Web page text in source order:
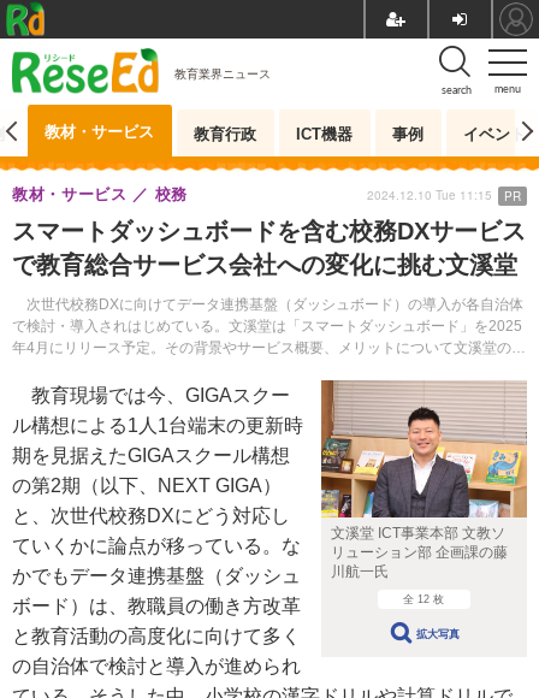
menu
search
教育業界ニュース
教材・サービス 教育行政 ICT機器 事例 イベント
スマートダッシュボードを含む校務DXサービス
で教育総合サービス会社への変化に挑む文溪堂
次世代校務DXに向けてデータ連携基盤（ダッシュボード）の導入が各自治体
で検討・導入されはじめている。文溪堂は「スマートダッシュボード」を2025
年4月にリリース予定。その背景やサービス概要、メリットについて文溪堂の藤
教材・サービス 校務 2024.12.10 Tue 11:15 PR
文溪堂 ICT事業本部 文教ソ
リューション部 企画課の藤
川航一氏
全 12 枚
拡大写真
教育現場では今、GIGAスクー
ル構想による1人1台端末の更新時
期を見据えたGIGAスクール構想
の第2期（以下、NEXT GIGA）
と、次世代校務DXにどう対応し
ていくかに論点が移っている。な
かでもデータ連携基盤（ダッシュ
ボード）は、教職員の働き方改革
と教育活動の高度化に向けて多く
の自治体で検討と導入が進められ